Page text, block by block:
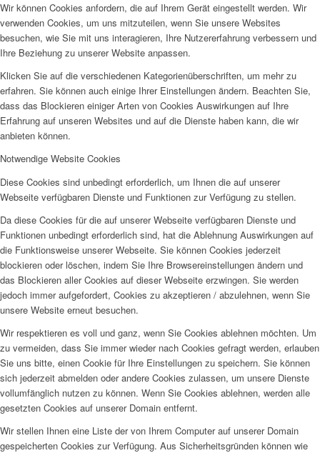
Wir können Cookies anfordern, die auf Ihrem Gerät eingestellt werden. Wir
verwenden Cookies, um uns mitzuteilen, wenn Sie unsere Websites
besuchen, wie Sie mit uns interagieren, Ihre Nutzererfahrung verbessern und
Ihre Beziehung zu unserer Website anpassen.
Klicken Sie auf die verschiedenen Kategorienüberschriften, um mehr zu
erfahren. Sie können auch einige Ihrer Einstellungen ändern. Beachten Sie,
dass das Blockieren einiger Arten von Cookies Auswirkungen auf Ihre
Erfahrung auf unseren Websites und auf die Dienste haben kann, die wir
anbieten können.
Notwendige Website Cookies
Diese Cookies sind unbedingt erforderlich, um Ihnen die auf unserer
Webseite verfügbaren Dienste und Funktionen zur Verfügung zu stellen.
Da diese Cookies für die auf unserer Webseite verfügbaren Dienste und
Funktionen unbedingt erforderlich sind, hat die Ablehnung Auswirkungen auf
die Funktionsweise unserer Webseite. Sie können Cookies jederzeit
blockieren oder löschen, indem Sie Ihre Browsereinstellungen ändern und
das Blockieren aller Cookies auf dieser Webseite erzwingen. Sie werden
jedoch immer aufgefordert, Cookies zu akzeptieren / abzulehnen, wenn Sie
unsere Website erneut besuchen.
Wir respektieren es voll und ganz, wenn Sie Cookies ablehnen möchten. Um
zu vermeiden, dass Sie immer wieder nach Cookies gefragt werden, erlauben
Sie uns bitte, einen Cookie für Ihre Einstellungen zu speichern. Sie können
sich jederzeit abmelden oder andere Cookies zulassen, um unsere Dienste
vollumfänglich nutzen zu können. Wenn Sie Cookies ablehnen, werden alle
gesetzten Cookies auf unserer Domain entfernt.
Wir stellen Ihnen eine Liste der von Ihrem Computer auf unserer Domain
gespeicherten Cookies zur Verfügung. Aus Sicherheitsgründen können wie